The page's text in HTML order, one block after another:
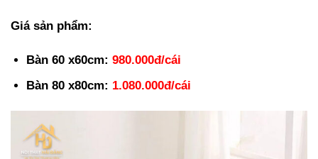
Giá sản phẩm:
Bàn 60 x60cm: 980.000đ/cái
Bàn 80 x80cm: 1.080.000đ/cái